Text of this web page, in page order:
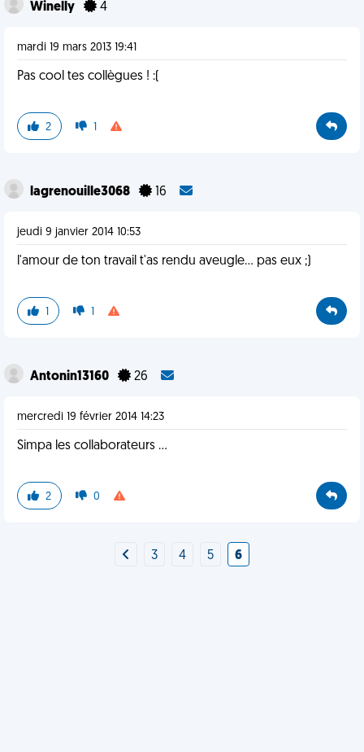
Winelly 4
mardi 19 mars 2013 19:41
Pas cool tes collègues ! :(
2 1
lagrenouille3068 16
jeudi 9 janvier 2014 10:53
l'amour de ton travail t'as rendu aveugle... pas eux ;)
1 1
Antonin13160 26
mercredi 19 février 2014 14:23
Simpa les collaborateurs ...
2 0
3 4 5 6